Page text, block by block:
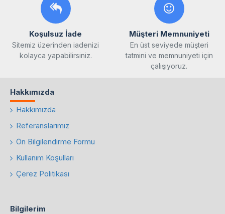
Koşulsuz İade
Sitemiz üzerinden iadenizi
kolayca yapabilirsiniz.
Müşteri Memnuniyeti
En üst seviyede müşteri
tatmini ve memnuniyeti için
çalışıyoruz.
Hakkımızda
Hakkımızda
Referanslarımız
Ön Bilgilendirme Formu
Kullanım Koşulları
Çerez Politikası
Bilgilerim